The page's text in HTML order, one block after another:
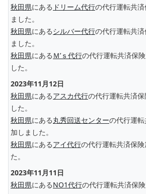
秋田県にある ドリーム代行の代行運転共
ました。
秋田県にあるシルバー代行の代行運転共
ました。
秋田県にある Ｍ’ｓ代行の代行運転共済保
した。
2023年11月12日
秋田県にあるアスカ代行の代行運転共済
した。
秋田県にある丸秀回送センターの代行運
加しました。
秋田県にあるアイ代行の代行運転共済保
た。
2023年11月11日
秋田県にあるNO1代行の代行運転共済保